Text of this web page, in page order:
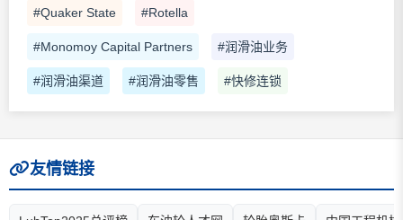
#Quaker State #Rotella
#Monomoy Capital Partners #润滑油业务
#润滑油渠道 #润滑油零售 #快修连锁
友情链接